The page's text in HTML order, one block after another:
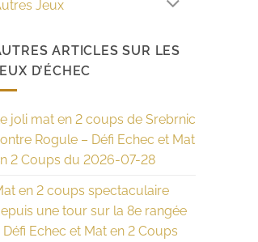
Jeux
ARTICLES SUR LES
D’ÉCHEC
joli mat en 2 coups de Srebrnic
Rogule – Défi Echec et Mat
2 Coups du 2026-07-28
en 2 coups spectaculaire
une tour sur la 8e rangée
Défi Echec et Mat en 2 Coups